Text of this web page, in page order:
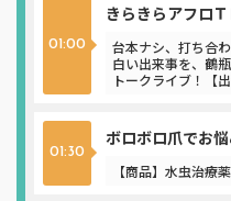
01:00
きらきらアフロ
台本ナシ、打ち合
白い出来事を、鶴
トークライブ！【
01:30
ボロボロ爪でお
【商品】水虫治療薬